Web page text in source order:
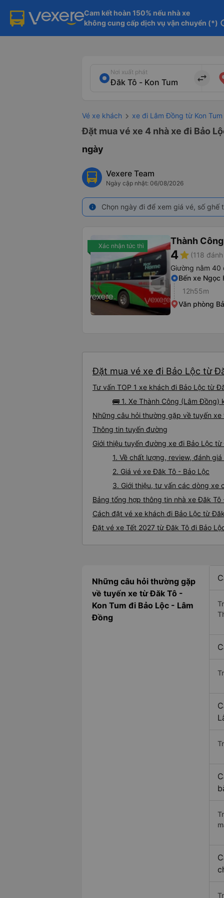
Cam kết hoàn 150% nếu nhà xe
không cung cấp dịch vụ vận chuyển (*)
Nơi xuất phát
import_export
Vé xe khách xe đi Lâm Đồng từ Kon Tum
Đặt mua vé xe 4 nhà xe đi Bảo
ngày
Vexere Team
Ngày cập nhật: 06/08/2026
info Chọn ngày đi để xem giá vé, số
Xác nhận tức thì Thành
4star (118
Giường nằm 40
Bến xe Ngọc
12h55m
Văn phòng
Đặt mua vé xe đi Bảo Lộc từ
Tư vấn TOP 1 xe khách đi Bảo Lộc từ
🚌 1. Xe Thành Công (Lâm
Những câu hỏi thường gặp về tuyến xe
Thông tin tuyến đường
Giới thiệu tuyến đường xe đi Bảo Lộc
1. Về chất lượng, review, đánh
2. Giá vé xe Đăk Tô - Bảo Lộc
3. Giới thiệu, tư vấn các dòng xe
Bảng tổng hợp thông tin nhà xe Đăk Tô
Cách đặt vé xe khách đi Bảo Lộc từ
Đặt vé xe Tết 2027 từ Đăk Tô đi Bảo
Những câu hỏi thường gặp
về tuyến xe từ Đăk Tô -
Kon Tum đi Bảo Lộc - Lâm
Đồng